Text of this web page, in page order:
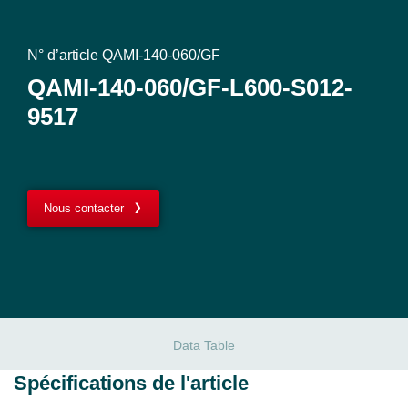
N° d’article QAMI-140-060/GF
QAMI-140-060/GF-L600-S012-
9517
Nous contacter
Data Table
Spécifications de l'article